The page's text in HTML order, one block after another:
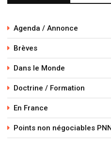
Agenda / Annonce
Brèves
Dans le Monde
Doctrine / Formation
En France
Points non négociables